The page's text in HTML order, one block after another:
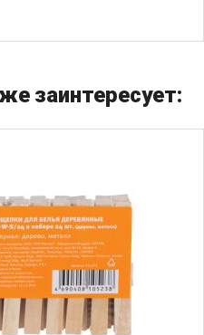
заинтересует: